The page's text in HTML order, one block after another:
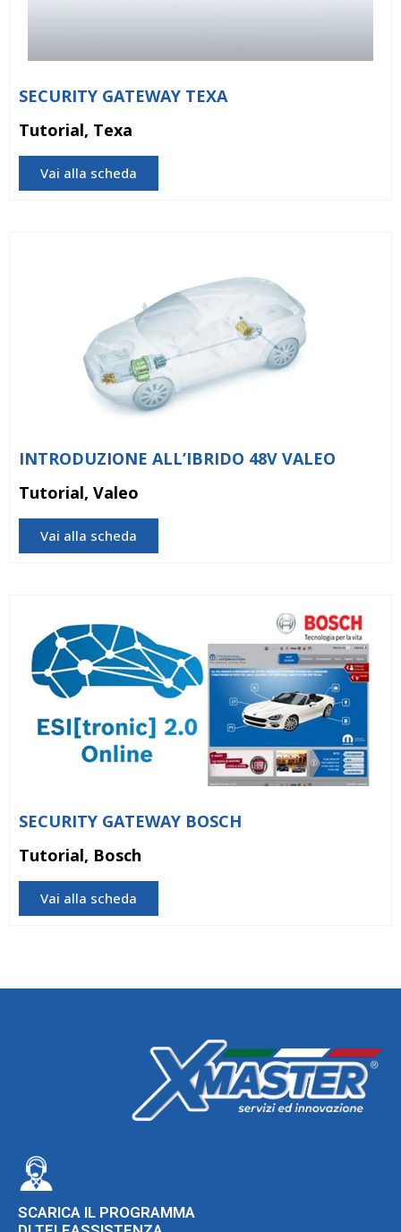
SECURITY GATEWAY TEXA
Tutorial, Texa
Vai alla scheda
INTRODUZIONE ALL’IBRIDO 48V VALEO
Tutorial, Valeo
Vai alla scheda
SECURITY GATEWAY BOSCH
Tutorial, Bosch
Vai alla scheda
SCARICA IL PROGRAMMA